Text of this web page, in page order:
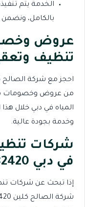
الخدمة يتم
بالكامل،
عروض
تنظيف
من عروض وخصومات
المياه في دبي خلال
وخدمة بجودة عالية.
شركات
في دبي 0569882420
إذا تبحث عن شركات